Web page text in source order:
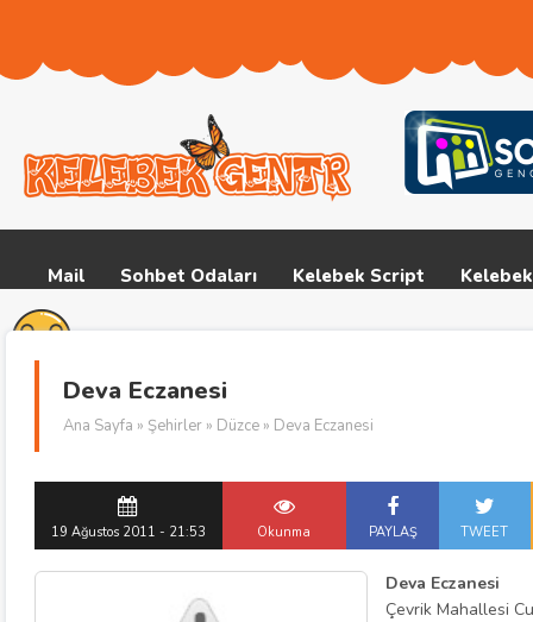
Mail Sohbet Odaları Kelebek Script
Deva Eczanesi
Ana Sayfa » Şehirler » Düzce » Deva Eczanesi
19 Ağustos 2011 - 21:53 Okunma PAYLAŞ TWEET
Deva Eczanesi
Çevrik Mahallesi